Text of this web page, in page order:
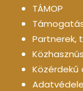
TÁMOP
Partnerek,
Közérdekű